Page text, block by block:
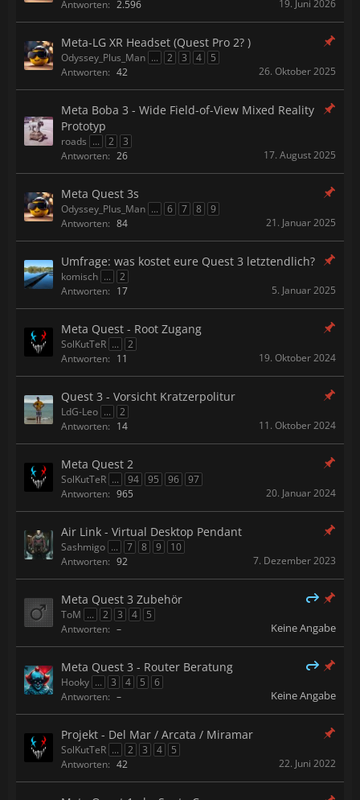
Antworten: 2.596 19. Juni 2026
Meta-LG XR Headset (Quest Pro 2? )
Odyssey_Plus_Man ... 2 3 4
5
Antworten: 42 26. Oktober 2025
Meta Boba 3 - Wide Field-of-View Mixed Reality
Prototyp
roads ... 2
3
Antworten: 26 17. August 2025
Meta Quest 3s
Odyssey_Plus_Man ... 6 7 8
9
Antworten: 84 21. Januar 2025
Umfrage: was kostet eure Quest 3 letztendlich?
komisch ...
2
Antworten: 17 5. Januar 2025
Meta Quest - Root Zugang
SolKutTeR ...
2
Antworten: 11 19. Oktober 2024
Quest 3 - Vorsicht Kratzerpolitur
LdG-Leo ...
2
Antworten: 14 11. Oktober 2024
Meta Quest 2
SolKutTeR ... 94 95 96
97
Antworten: 965 20. Januar 2024
Air Link - Virtual Desktop Pendant
Sashmigo ... 7 8 9
10
Antworten: 92 7. Dezember 2023
Meta Quest 3 Zubehör
ToM ... 2 3 4
5
Antworten: – Keine Angabe
Meta Quest 3 - Router Beratung
Hooky ... 3 4 5
6
Antworten: – Keine Angabe
Projekt - Del Mar / Arcata / Miramar
SolKutTeR ... 2 3 4
5
Antworten: 42 22. Juni 2022